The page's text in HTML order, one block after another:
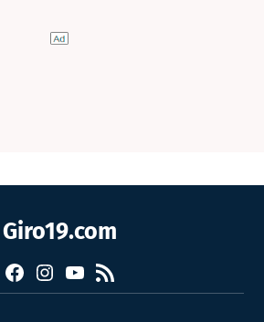
Giro19.com
FacebookInstagram
YouTube
RSS